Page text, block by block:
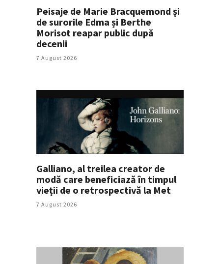
Peisaje de Marie Bracquemond și
de surorile Edma și Berthe
Morisot reapar public după
decenii
7 August 2026
Galliano, al treilea creator de
modă care beneficiază în timpul
vieții de o retrospectivă la Met
7 August 2026